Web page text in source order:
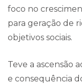
foco no
para geração de
objetivos sociais.
Teve a ascensão
e consequência